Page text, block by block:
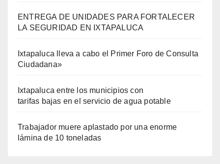
ENTREGA DE UNIDADES PARA FORTALECER
LA SEGURIDAD EN IXTAPALUCA
Ixtapaluca lleva a cabo el Primer Foro de Consulta
Ciudadana»
Ixtapaluca entre los municipios con
tarifas bajas en el servicio de agua potable
Trabajador muere aplastado por una enorme
lámina de 10 toneladas